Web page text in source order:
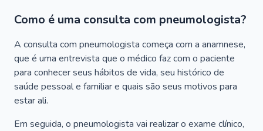
Como é uma consulta com pneumologista?
A consulta com pneumologista começa com a anamnese,
que é uma entrevista que o médico faz com o paciente
para conhecer seus hábitos de vida, seu histórico de
saúde pessoal e familiar e quais são seus motivos para
estar ali.
Em seguida, o pneumologista vai realizar o exame clínico,